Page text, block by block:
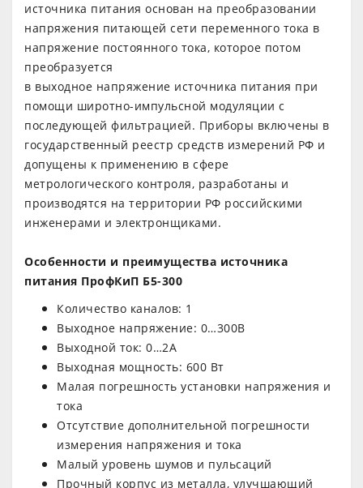
источника питания основан на преобразовании
напряжения питающей сети переменного тока в
напряжение постоянного тока, которое потом
преобразуется
в выходное напряжение источника питания при
помощи широтно-импульсной модуляции с
последующей фильтрацией. Приборы включены в
государственный реестр средств измерений РФ и
допущены к применению в сфере
метрологического контроля, разработаны и
производятся на территории РФ российскими
инженерами и электронщиками.
Особенности и преимущества источника
питания ПрофКиП Б5-300
Количество каналов: 1
Выходное напряжение: 0…300В
Выходной ток: 0…2А
Выходная мощность: 600 Вт
Малая погрешность установки напряжения и
тока
Отсутствие дополнительной погрешности
измерения напряжения и тока
Малый уровень шумов и пульсаций
Прочный корпус из металла, улучшающий